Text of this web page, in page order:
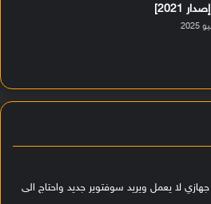
2021]
لا يعمل ويريد سوفتوير جديد واحتاج الى